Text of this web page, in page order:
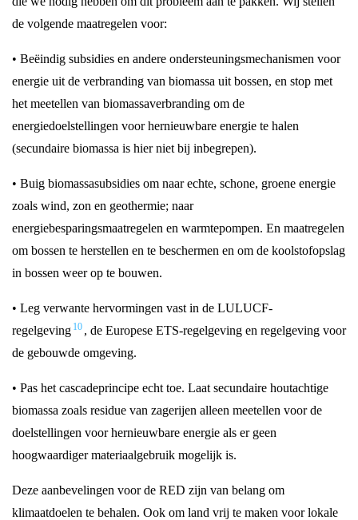
de volgende maatregelen voor:
• Beëindig subsidies en andere ondersteuningsmechanismen voor
energie uit de verbranding van biomassa uit bossen, en stop met
het meetellen van biomassaverbranding om de
energiedoelstellingen voor hernieuwbare energie te halen
(secundaire biomassa is hier niet bij inbegrepen).
• Buig biomassasubsidies om naar echte, schone, groene energie
zoals wind, zon en geothermie; naar
energiebesparingsmaatregelen en warmtepompen. En maatregelen
om bossen te herstellen en te beschermen en om de koolstofopslag
in bossen weer op te bouwen.
• Leg verwante hervormingen vast in de LULUCF-
regelgeving 10 , de Europese ETS-regelgeving en regelgeving voor
de gebouwde omgeving.
• Pas het cascadeprincipe echt toe. Laat secundaire houtachtige
biomassa zoals residue van zagerijen alleen meetellen voor de
doelstellingen voor hernieuwbare energie als er geen
hoogwaardiger materiaalgebruik mogelijk is.
Deze aanbevelingen voor de RED zijn van belang om
klimaatdoelen te behalen. Ook om land vrij te maken voor lokale